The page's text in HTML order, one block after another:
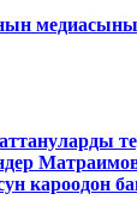
кароодон